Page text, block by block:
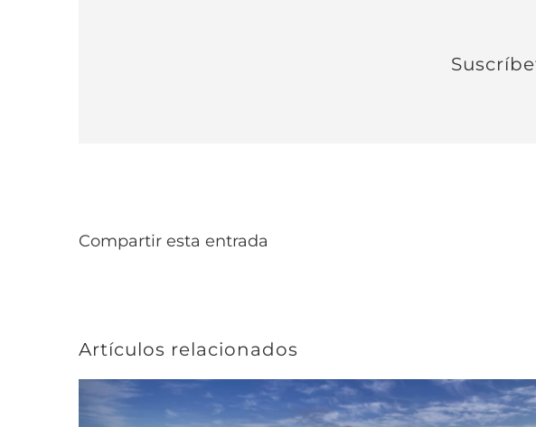
Compartir esta entrada
Artículos relacionados